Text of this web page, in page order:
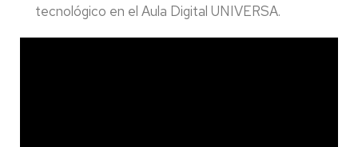
tecnológico en el Aula Digital UNIVERSA.